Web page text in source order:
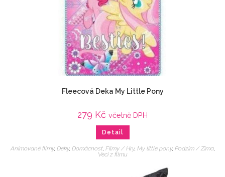
Fleecová Deka My Little Pony
279 Kč včetně DPH
Detail
Animované filmy, Deky, Domácnost, Filmy / Hry, My little pony, Podzim / Zima,
Veci z filmu